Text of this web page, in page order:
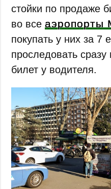
стойки по продаже
во всеаэропорты
покупать у них за 7
проследовать сразу
билет у водителя.